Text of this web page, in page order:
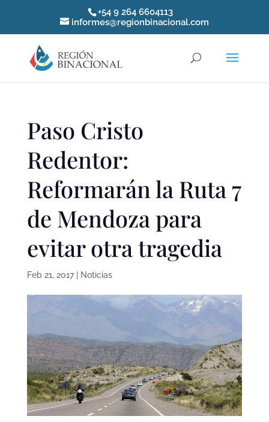
+54 9 264 6604113
informes@regionbinacional.com
Paso Cristo
Redentor:
Reformarán la Ruta 7
de Mendoza para
evitar otra tragedia
Feb 21, 2017| Noticias